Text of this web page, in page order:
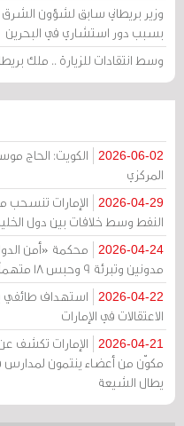
وزير بريطاني سابق لشؤون
بسبب دور استشاري في البحرين
وسط انتقادات للزيارة .. ملك
2026-06-02
الكويت: الحاج
المركزي
2026-04-29
الإمارات
النفط وسط خلافات بين دول
2026-04-24
مدونين وتبرئة 9 وحبس 18 متهماً بالتعاطف مع إيران
2026-04-22
استهداف طائفي
الاعتقالات في الإمارات
2026-04-21
الإمارات تكشف
مكوّن من أعضاء ينتمون
يطال الشيعة